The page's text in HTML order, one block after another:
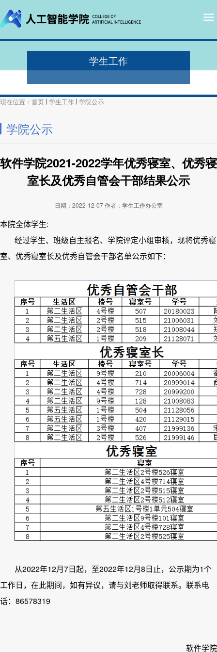
学生工作
现在位置： 首页 学生工作 学院公示
学院公示
软件学院2021-2022学年优秀寝室、优秀寝
室长及优秀自管会干部结果公示
日期：2022-12-07 作者：学生工作办公室
本院全体学生:
经过学生、班级自主报名、学院评定小组审核，现将优秀寝
室、优秀寝室长及优秀自管会干部名单公示如下：
从2022年12月 7日起，至2022年12月 8 日止，公示期为1个
工作日，在此期间，如有异议，请与刘 老师取得联系。联系电
话： 86578319
软件学院